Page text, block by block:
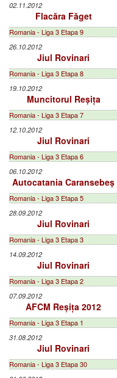
02.11.2012
Flacăra Făget
Romania - Liga 3 Etapa 9
26.10.2012
Jiul Rovinari
Romania - Liga 3 Etapa 8
19.10.2012
Muncitorul Reșița
Romania - Liga 3 Etapa 7
12.10.2012
Jiul Rovinari
Romania - Liga 3 Etapa 6
06.10.2012
Autocatania Caransebeș
Romania - Liga 3 Etapa 5
28.09.2012
Jiul Rovinari
Romania - Liga 3 Etapa 3
14.09.2012
Jiul Rovinari
Romania - Liga 3 Etapa 2
07.09.2012
AFCM Reșița 2012
Romania - Liga 3 Etapa 1
31.08.2012
Jiul Rovinari
Romania - Liga 3 Etapa 30